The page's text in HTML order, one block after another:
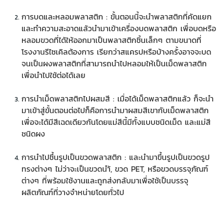
การบดและหลอมพลาสติก : ขั้นตอนนี้จะนำพลาสติกที่คัดแยก
และทำความสะอาดแล้วนำมาเข้าเครื่องบดพลาสติก เพื่อบดหรือ
หลอมขวดที่ได้ให้ออกมาเป็นพลาสติกชิ้นเล็กๆ ตามขนาดที่
โรงงานรีไซเคิลต้องการ เรียกว่าสแครปหรือบ้างครั้งอาจจะบด
จนเป็นผงพลาสติกที่สามารถนำไปหลอมให้เป็นเม็ดพลาสติก
เพื่อนำไปใช้ต่อได้เลย
การนำเม็ดพลาสติกไปผสมสี : เมื่อได้เม็ดพลาสติกแล้ว ก็จะนำ
มาเข้าสู่ขั้นตอนต่อไปก็คือการนำมาผสมสีเขากับเม็ดพลาสติก
เพื่อจะได้มีสีเฉดเดียวกันโดยแม่สีนี้มีทั้งแบบชนิดเม็ด และแม่สี
ชนิดผง
การนำไปชึ้นรูปเป็นขวดพลาสติก : และนำมาขึ้นรูปเป็นขวดรูป
ทรงต่างๆ ไม่ว่าจะเป็นขวดนำ้, ขวด PET, หรือขวดบรรจุภัณฑ์
ต่างๆ ที่พร้อมใช้งานและถูกส่งกลับมาเพื่อใช้เป็นบรรจุ
ผลิตภัณฑ์ที่วางจำหน่ายโดยทั่วไป